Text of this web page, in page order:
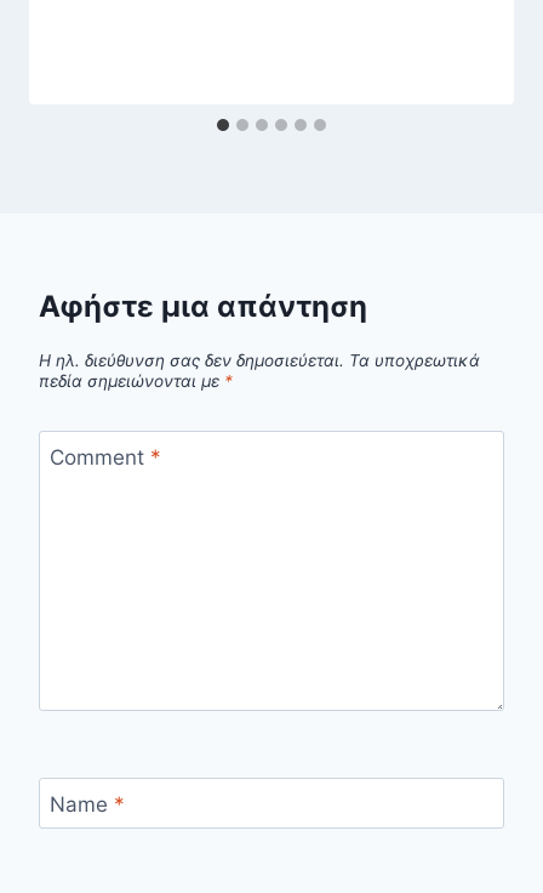
Αφήστε μια απάντηση
Η ηλ. διεύθυνση σας δεν δημοσιεύεται. Τα υποχρεωτικά
πεδία σημειώνονται με *
Comment *
Name *